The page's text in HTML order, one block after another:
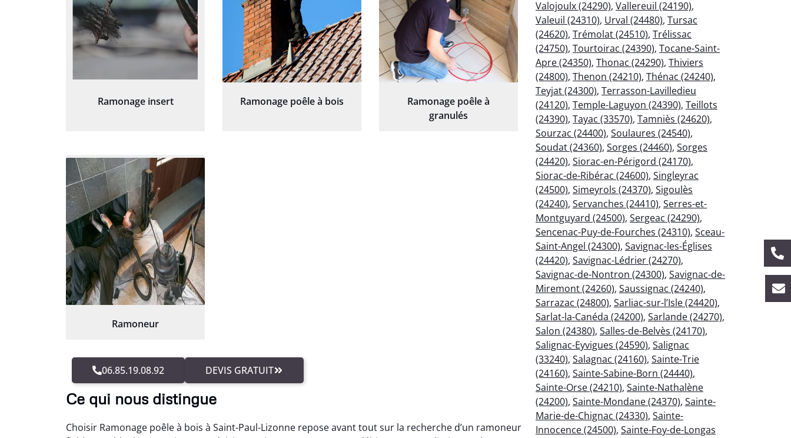
Ramonage insert Ramonage poêle à bois
Ramonage poêle à
granulés
Ramoneur
06.85.19.08.92 DEVIS GRATUIT
Ce qui nous distingue
Choisir Ramonage poêle à bois à Saint-Paul-Lizonne repose avant tout sur la recherche d’un ramoneur
Valojoulx (24290), Vallereuil (24190),
Valeuil (24310), Urval (24480), Tursac
(24620), Trémolat (24510), Trélissac
(24750), Tourtoirac (24390), Tocane-Saint-
Apre (24350), Thonac (24290), Thiviers
(24800), Thenon (24210), Thénac (24240),
Teyjat (24300), Terrasson-Lavilledieu
(24120), Temple-Laguyon (24390), Teillots
(24390), Tayac (33570), Tamniès (24620),
Sourzac (24400), Soulaures (24540),
Soudat (24360), Sorges (24460), Sorges
(24420), Siorac-en-Périgord (24170),
Siorac-de-Ribérac (24600), Singleyrac
(24500), Simeyrols (24370), Sigoulès
(24240), Servanches (24410), Serres-et-
Montguyard (24500), Sergeac (24290),
Sencenac-Puy-de-Fourches (24310), Sceau-
Saint-Angel (24300), Savignac-les-Églises
(24420), Savignac-Lédrier (24270),
Savignac-de-Nontron (24300), Savignac-de-
Miremont (24260), Saussignac (24240),
Sarrazac (24800), Sarliac-sur-l’Isle (24420),
Sarlat-la-Canéda (24200), Sarlande (24270),
Salon (24380), Salles-de-Belvès (24170),
Salignac-Eyvigues (24590), Salignac
(33240), Salagnac (24160), Sainte-Trie
(24160), Sainte-Sabine-Born (24440),
Sainte-Orse (24210), Sainte-Nathalène
(24200), Sainte-Mondane (24370), Sainte-
Marie-de-Chignac (24330), Sainte-
Innocence (24500), Sainte-Foy-de-Longas